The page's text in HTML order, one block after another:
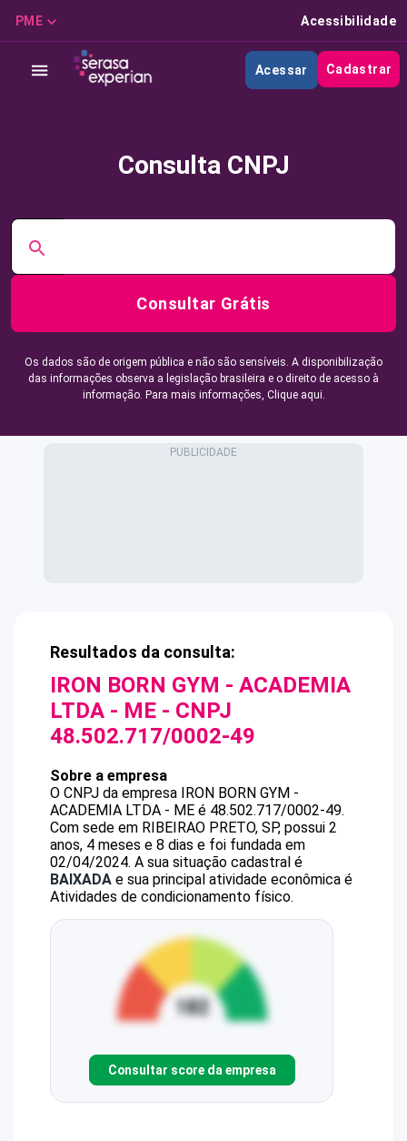
PME Acessibilidade
Acessar Cadastrar
Consulta CNPJ
Consultar Grátis
Os dados são de origem pública e não são sensíveis. A disponibilização
das informações observa a legislação brasileira e o direito de acesso à
informação. Para mais informações, Clique aqui.
Resultados da consulta:
IRON BORN GYM - ACADEMIA
LTDA - ME - CNPJ
48.502.717/0002-49
Sobre a empresa
O CNPJ da empresa IRON BORN GYM -
ACADEMIA LTDA - ME é 48.502.717/0002-49.
Com sede em RIBEIRAO PRETO, SP, possui 2
anos, 4 meses e 8 dias e foi fundada em
02/04/2024. A sua situação cadastral é
BAIXADA e sua principal atividade econômica é
Atividades de condicionamento físico.
Consultar score da empresa